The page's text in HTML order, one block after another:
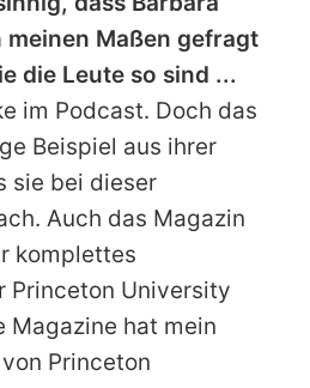
meinen Maßen gefragt
die Leute so sind ...
im Podcast. Doch das
Beispiel aus ihrer
sie bei dieser
Auch das Magazin
komplettes
Princeton University
hat mein
Princeton